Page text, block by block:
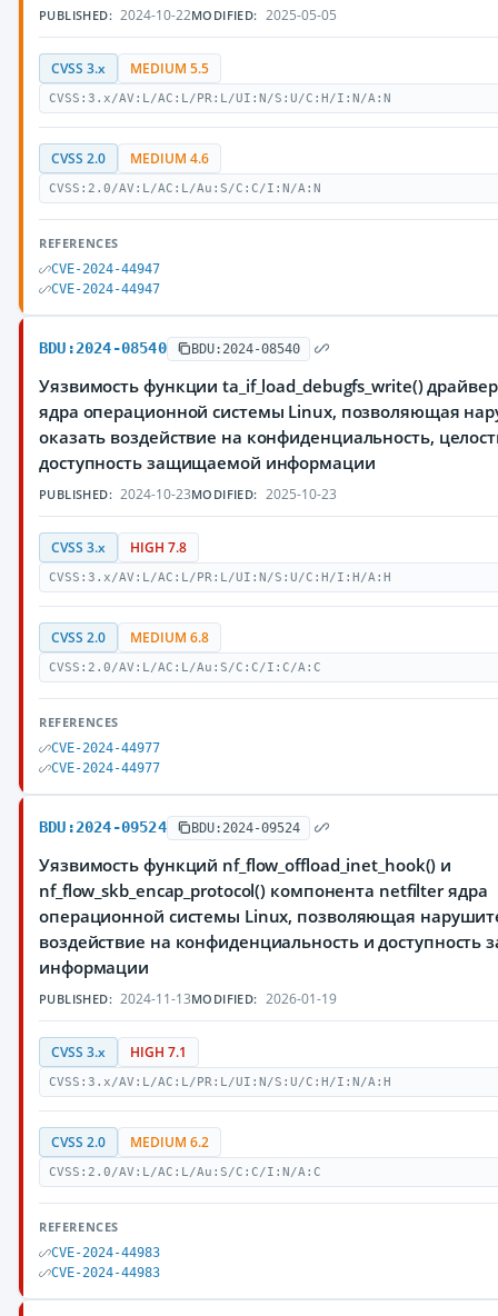
PUBLISHED: 2024-10-22MODIFIED: 2025-05-05
CVSS 3.x MEDIUM 5.5
CVSS:3.x/AV:L/AC:L/PR:L/UI:N/S:U/C:H/I:N/A:N
CVSS 2.0 MEDIUM 4.6
CVSS:2.0/AV:L/AC:L/Au:S/C:C/I:N/A:N
REFERENCES
CVE-2024-44947
CVE-2024-44947
BDU:2024-08540 BDU:2024-08540
Уязвимость функции ta_if_load_debugfs_write()
ядра операционной системы Linux, позволяющая
оказать воздействие на конфиденциальность,
доступность защищаемой информации
PUBLISHED: 2024-10-23MODIFIED: 2025-10-23
CVSS 3.x HIGH 7.8
CVSS:3.x/AV:L/AC:L/PR:L/UI:N/S:U/C:H/I:H/A:H
CVSS 2.0 MEDIUM 6.8
CVSS:2.0/AV:L/AC:L/Au:S/C:C/I:C/A:C
REFERENCES
CVE-2024-44977
CVE-2024-44977
BDU:2024-09524 BDU:2024-09524
Уязвимость функций nf_flow_offload_inet_hook() и
nf_flow_skb_encap_protocol() компонента netfilter ядра
операционной системы Linux, позволяющая
воздействие на конфиденциальность и
информации
PUBLISHED: 2024-11-13MODIFIED: 2026-01-19
CVSS 3.x HIGH 7.1
CVSS:3.x/AV:L/AC:L/PR:L/UI:N/S:U/C:H/I:N/A:H
CVSS 2.0 MEDIUM 6.2
CVSS:2.0/AV:L/AC:L/Au:S/C:C/I:N/A:C
REFERENCES
CVE-2024-44983
CVE-2024-44983